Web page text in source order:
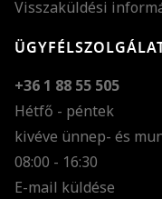
Visszaküldési
+36 1 88 55 505
Hétfő - péntek
kivéve ünnep- és
08:00 - 16:30
E-mail küldése